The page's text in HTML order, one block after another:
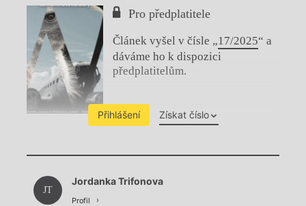
Pro předplatitele
Článek vyšel v čísle „17/2025“ a
dáváme ho k dispozici
předplatitelům.
Přihlášení Získat číslo
Chviličku.
Načítá se.
JT
Jordanka Trifonova
Profil